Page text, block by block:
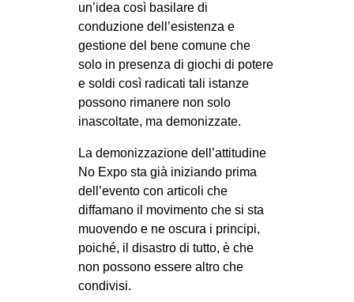
un’idea così basilare di
conduzione dell’esistenza e
gestione del bene comune che
solo in presenza di giochi di potere
e soldi così radicati tali istanze
possono rimanere non solo
inascoltate, ma demonizzate.
La demonizzazione dell’attitudine
No Expo sta già iniziando prima
dell’evento con articoli che
diffamano il movimento che si sta
muovendo e ne oscura i principi,
poiché, il disastro di tutto, è che
non possono essere altro che
condivisi.